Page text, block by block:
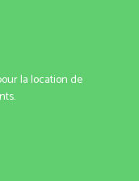
la location de